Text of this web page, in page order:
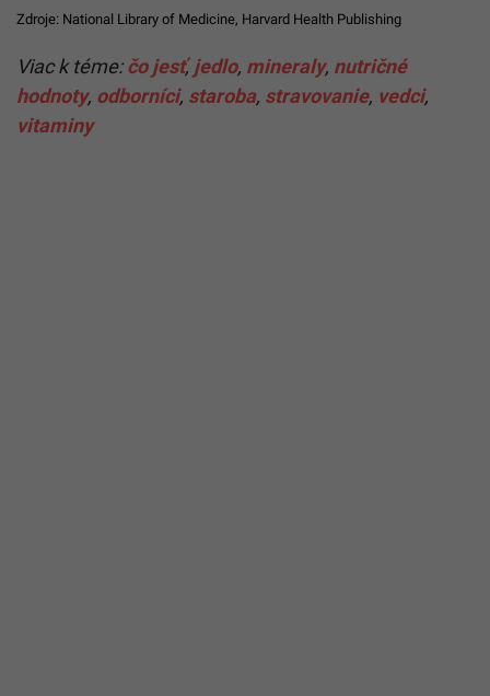
Zdroje: National Library of Medicine, Harvard Health Publishing
Viac k téme:čo jesť,jedlo, mineraly, nutričné
hodnoty, odborníci, staroba, stravovanie, vedci,
vitaminy